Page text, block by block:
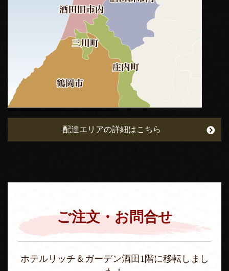
配達エリアの詳細はこちら
ご注文・お問合せ
ホテルリッチ＆ガーデン酒田1階に移転しまし